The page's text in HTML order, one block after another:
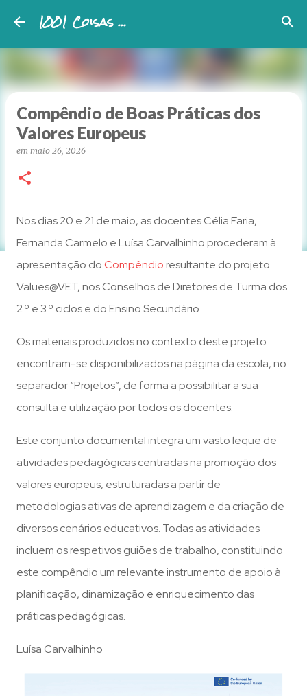
Avançar para o conteúdo principal
1001 Coisas ...
Compêndio de Boas Práticas dos
Valores Europeus
em maio 26, 2026
Nos dias 20 e 21 de maio, as docentes Célia Faria,
Fernanda Carmelo e Luísa Carvalhinho procederam à
apresentação doCompêndioresultante do projeto
Values@VET, nos Conselhos de Diretores de Turma dos
2.º e 3.º ciclos e do Ensino Secundário.
Os materiais produzidos no contexto deste projeto
encontram-se disponibilizados na página da escola, no
separador “Projetos”, de forma a possibilitar a sua
consulta e utilização por todos os docentes.
Este conjunto documental integra um vasto leque de
atividades pedagógicas centradas na promoção dos
valores europeus, estruturadas a partir de
metodologias ativas de aprendizagem e da criação de
diversos cenários educativos. Todas as atividades
incluem os respetivos guiões de trabalho, constituindo
este compêndio um relevante instrumento de apoio à
planificação, dinamização e enriquecimento das
práticas pedagógicas.
Luísa Carvalhinho